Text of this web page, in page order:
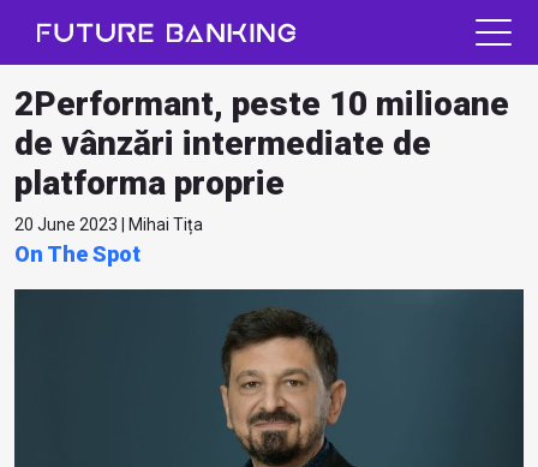
2Performant, peste 10 milioane
de vânzări intermediate de
platforma proprie
20 June 2023 | Mihai Tița
On The Spot